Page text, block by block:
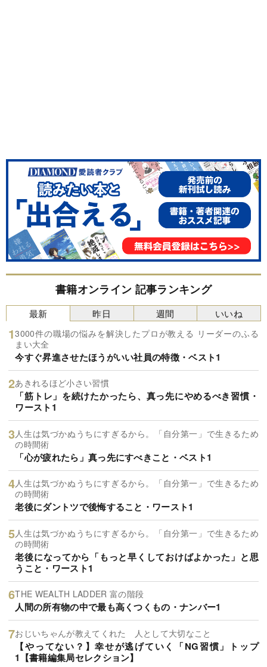
書籍オンライン 記事ランキング
最新
3000件の職場の悩みを解決したプロが教える リーダーのふる
まい大全
今すぐ昇進させたほうがいい社員の特徴・ベスト1
あきれるほど小さい習慣
「筋トレ」を続けたかったら、真っ先にやめるべき習慣・
ワースト1
人生は気づかぬうちにすぎるから。「自分第一」で生きるため
の時間術
「心が疲れたら」真っ先にすべきこと・ベスト1
人生は気づかぬうちにすぎるから。「自分第一」で生きるため
の時間術
老後にダントツで後悔すること・ワースト1
人生は気づかぬうちにすぎるから。「自分第一」で生きるため
の時間術
老後になってから「もっと早くしておけばよかった」と思
うこと・ワースト1
THE WEALTH LADDER 富の階段
人間の所有物の中で最も高くつくもの・ナンバー1
おじいちゃんが教えてくれた 人として大切なこと
【やってない？】幸せが逃げていく「NG習慣」トップ
1【書籍編集局セレクション】
昨日 週間 いいね